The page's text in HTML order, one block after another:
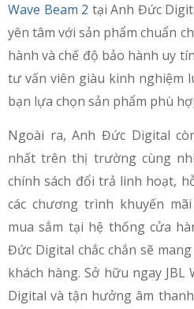
Wave Beam 2 tại Anh Đức
yên tâm với sản phẩm chuẩn
hành và chế độ bảo hành uy
tư vấn viên giàu kinh nghiệm
bạn lựa chọn sản phẩm phù
Ngoài ra, Anh Đức Digital
nhất trên thị trường cùng
chính sách đổi trả linh hoạt,
các chương trình khuyến
mua sắm tại hệ thống cửa
Đức Digital chắc chắn sẽ
khách hàng. Sở hữu ngay JBL
Digital và tận hưởng âm